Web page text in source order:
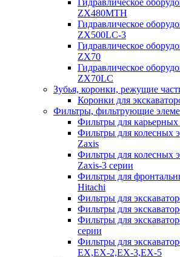
Гидравлическое
ZX480MTH
Гидравлическое
ZX500LC-3
Гидравлическое
ZX70
Гидравлическое
ZX70LC
Зубья, коронки, режущие
Коронки для
Фильтры, фильтрующие
Фильтры для карьерных
Фильтры для колесных
Zaxis
Фильтры для колесных
Zaxis-3 серии
Фильтры для
Hitachi
Фильтры для
Фильтры для
Фильтры для
серии
Фильтры для
EX,EX-2,EX-3,EX-5